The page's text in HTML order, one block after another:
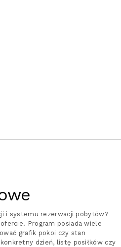
i systemu rezerwacji pobytów?
Program posiada wiele
grafik pokoi czy stan
dzień, listę posiłków czy